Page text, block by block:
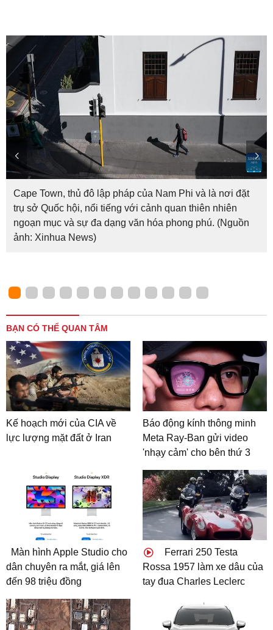
Cape Town, thủ đô lập pháp của Nam Phi và là nơi đặt
trụ sở Quốc hội, nổi tiếng với cảnh quan thiên nhiên
ngoạn mục và sự đa dạng văn hóa phong phú. (Nguồn
ảnh: Xinhua News)
BẠN CÓ THỂ QUAN TÂM
Kế hoạch mới của CIA về
lực lượng mặt đất ở Iran
Báo động kính thông minh
Meta Ray-Ban gửi video
'nhạy cảm' cho bên thứ 3
Màn hình Apple Studio cho
dân chuyên ra mắt, giá lên
đến 98 triệu đồng
Ferrari 250 Testa
Rossa 1957 làm xe dâu của
tay đua Charles Leclerc